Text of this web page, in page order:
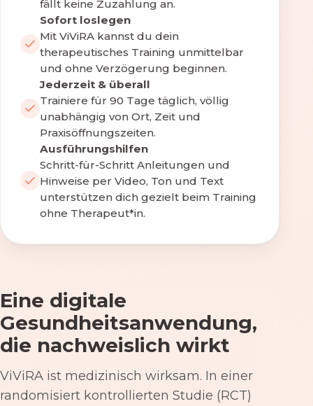
fällt keine Zuzahlung an.
Sofort loslegen
Mit ViViRA kannst du dein
therapeutisches Training unmittelbar
und ohne Verzögerung beginnen.
Jederzeit & überall
Trainiere für 90 Tage täglich, völlig
unabhängig von Ort, Zeit und
Praxisöffnungszeiten.
Ausführungshilfen
Schritt-für-Schritt Anleitungen und
Hinweise per Video, Ton und Text
unterstützen dich gezielt beim Training
ohne Therapeut*in.
Eine digitale
Gesundheitsanwendung,
die nachweislich wirkt
ViViRA ist medizinisch wirksam. In einer
randomisiert kontrollierten Studie (RCT)